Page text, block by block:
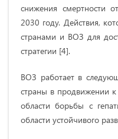
снижения смертности
2030 году. Действия,
странами и ВОЗ для
стратегии [4].
ВОЗ работает в
страны в продвижении
области борьбы с
области устойчивого